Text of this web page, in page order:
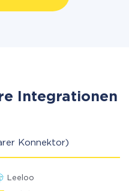
Integrationen
Konnektor)
Leeloo